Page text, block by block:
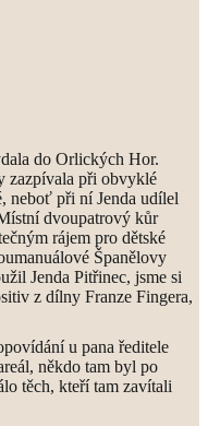
do Orlických Hor.
zazpívala při obvyklé
neboť při ní Jenda udílel
dvoupatrový kůr
rájem pro dětské
Španělovy
Jenda Pitřinec, jsme si
z dílny Franze Fingera,
u pana ředitele
někdo tam byl po
těch, kteří tam zavítali